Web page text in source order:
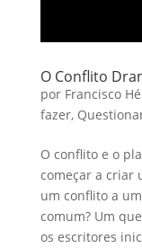
O Conflito
por Francisco
fazer,
O conflito e o
começar a criar
um conflito a
comum? Um
os escritores